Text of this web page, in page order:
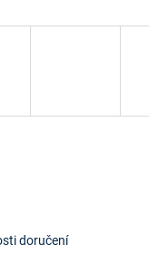
doručení